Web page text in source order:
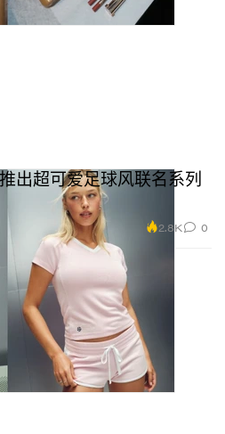
出超可爱足球风联名系列
2.8K 0